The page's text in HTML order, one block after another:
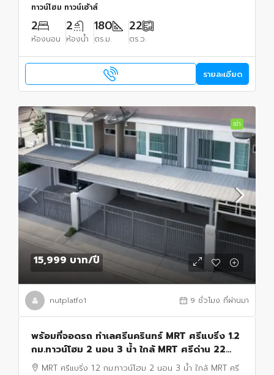
ทาวน์โฮม ทาวน์เฮ้าส์
2
ห้องนอน
2
ห้องน้ำ
180
ตร.ม.
22
ตร.ว.
รายละเอียด
เช่า
15,999 บาท/ปี
nutplatfo1 9 ชั่วโมง ที่ผ่านมา
พร้อมที่จอดรถ ทำเลศรีนครินทร์ MRT ศรีแบริ่ง 1.2
กม.ทาวน์โฮม 2 นอน 3 น้ำ ใกล้ MRT ศรีด่าน 22
ตร.ว.MRT ศรีแบริ่ง 1.2 กม.ทาวน์โฮม 2 นอน 3 น้ำ ใกล้ MRT ศรี